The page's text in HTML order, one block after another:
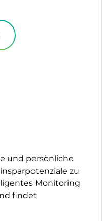
und persönliche
zu
Monitoring
findet